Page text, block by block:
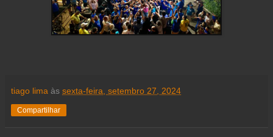
tiago lima às sexta-feira, setembro 27, 2024
Compartilhar